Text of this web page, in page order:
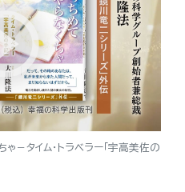
－タイム・トラベラー「宇高美佐の